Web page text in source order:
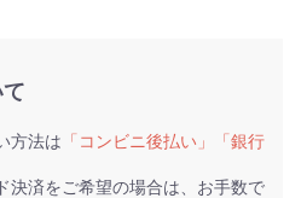
方法は 「コンビニ後払い」「銀行
決済をご希望の場合は、お手数で